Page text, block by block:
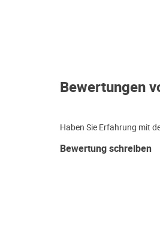
Bewertungen
Haben Sie Erfahrung mit
Bewertung schreiben